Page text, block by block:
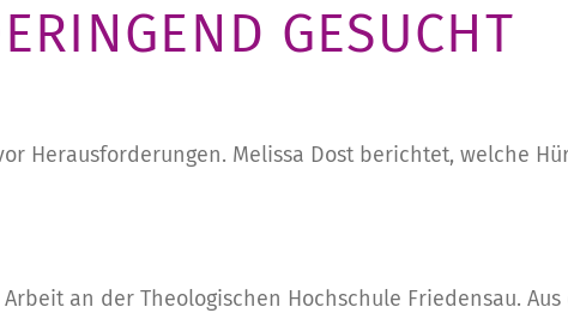
GESUCHT
Herausforderungen. Melissa Dost berichtet, welche
an der Theologischen Hochschule Friedensau.